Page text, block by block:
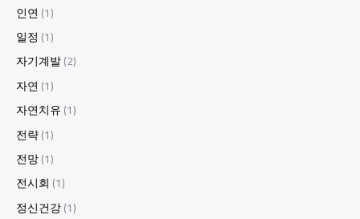
인연(1)
일정 (1)
자기계발(2)
자연(1)
자연치유(1)
전략(1)
전망(1)
전시회 (1)
정신건강(1)